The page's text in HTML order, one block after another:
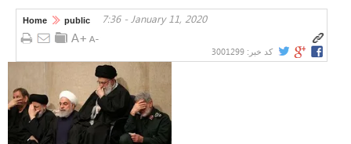
Home public 7:36 - January 11, 2020
کد خبر: 3001299